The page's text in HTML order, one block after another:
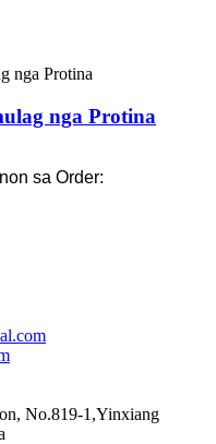
nga Protina
sa Order:
No.819-1,Yinxiang